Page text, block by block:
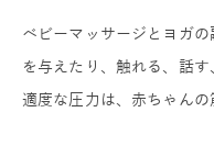
ベビーマッサージとヨガ
を与えたり、触れる、話
適度な圧力は、赤ちゃん